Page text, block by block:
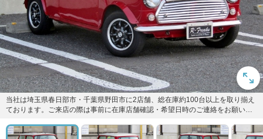
当社は埼玉県春日部市・千葉県野田市に2店舗、総在庫約100台以上を取り揃え
ております。ご来店の際は事前に在庫店舗確認・希望日時のご連絡をお願い致